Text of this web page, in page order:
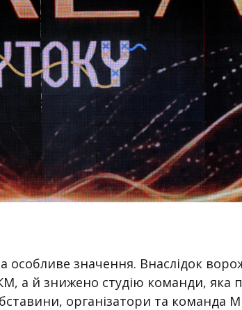
значення. Внаслідок
а й знижено студію команди, яка
організатори та команда